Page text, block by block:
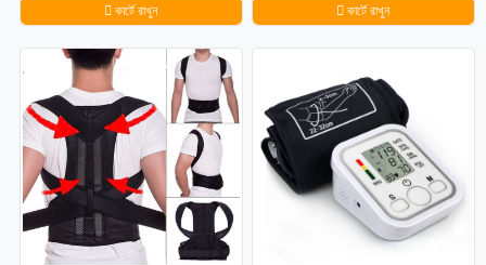
কার্টে রাখুন কার্টে রাখুন